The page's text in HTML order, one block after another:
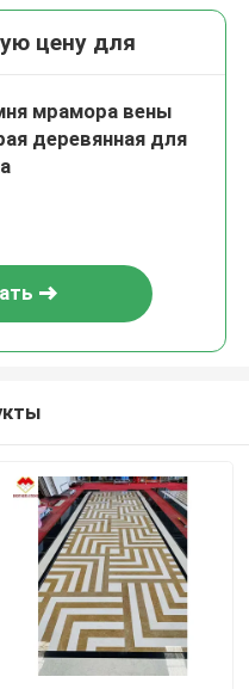
цену для
мрамора вены
деревянная для